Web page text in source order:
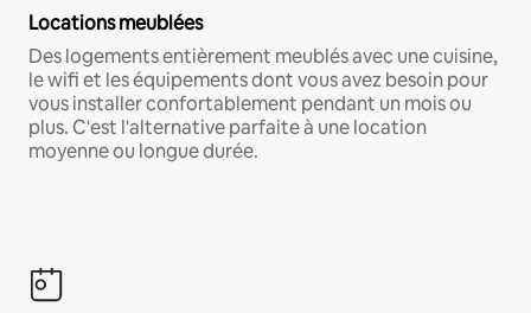
Locations meublées
Des logements entièrement meublés avec une cuisine,
le wifi et les équipements dont vous avez besoin pour
vous installer confortablement pendant un mois ou
plus. C'est l'alternative parfaite à une location
moyenne ou longue durée.